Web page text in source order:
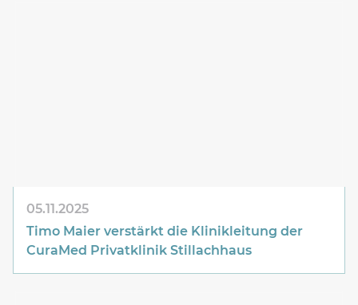
05.11.2025
Timo Maier verstärkt die Klinikleitung der
CuraMed Privatklinik Stillachhaus